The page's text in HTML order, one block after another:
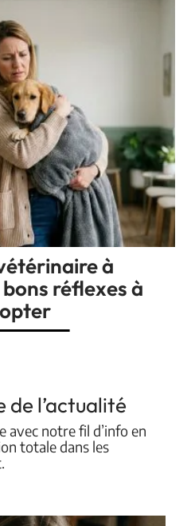
à
réflexes à
de l’actualité
avec notre fil d’info en
totale dans les